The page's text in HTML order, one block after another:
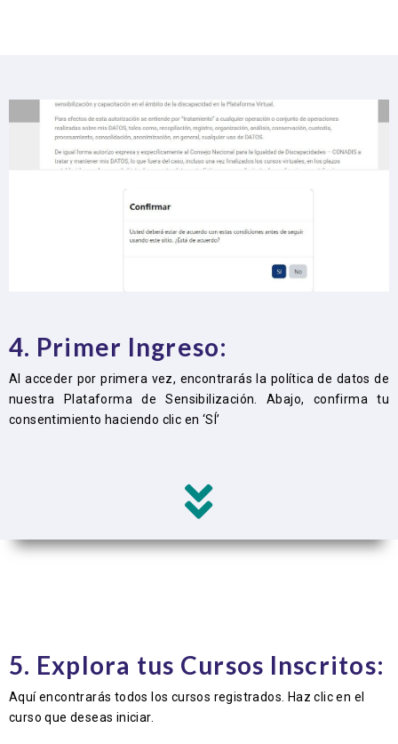
4. Primer Ingreso:
Al acceder por primera vez, encontrarás la política de datos de
nuestra Plataforma de Sensibilización. Abajo, confirma tu
consentimiento haciendo clic en ‘SÍ’
5. Explora tus Cursos Inscritos:
Aquí encontrarás todos los cursos registrados. Haz clic en el
curso que deseas iniciar.